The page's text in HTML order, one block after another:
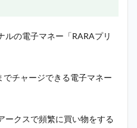
ルの電子マネー「RARAプリ
チャージできる電子マネー
ークスで頻繁に買い物をする